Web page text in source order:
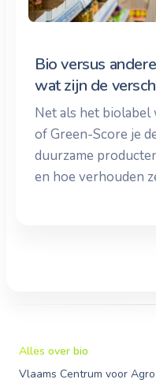
Bio versus
wat zijn de
Net als het biolabel
of Green-Score je
duurzame
en hoe verhouden
Alles over bio
Vlaams Centrum voor